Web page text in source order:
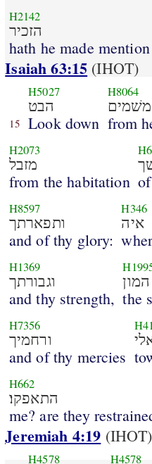
H2142
הזכיר
hath he made mention
Isaiah 63:15 (IHOT)
15
H5027
הבט
Look down
H8064
משׁמים
from
H2073
מזבל
from the habitation
H8597
ותפארתך
and of thy glory:
H346
איה
H1369
וגבורתך
and thy strength,
המון
the
H7356
ורחמיך
and of thy mercies
H662
התאפקו׃
me? are they
Jeremiah 4:19 (IHOT)
H4578 H4578